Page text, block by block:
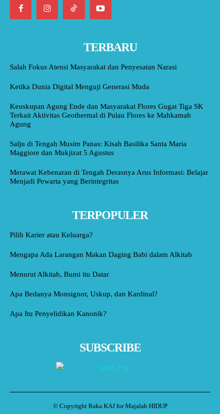
TERBARU
Salah Fokus Atensi Masyarakat dan Penyesatan Narasi
Ketika Dunia Digital Menguji Generasi Muda
Keuskupan Agung Ende dan Masyarakat Flores Gugat Tiga SK
Terkait Aktivitas Geothermal di Pulau Flores ke Mahkamah
Agung
Salju di Tengah Musim Panas: Kisah Basilika Santa Maria
Maggiore dan Mukjizat 5 Agustus
Merawat Kebenaran di Tengah Derasnya Arus Informasi: Belajar
Menjadi Pewarta yang Berintegritas
TERPOPULER
Pilih Karier atau Keluarga?
Mengapa Ada Larangan Makan Daging Babi dalam Alkitab
Menurut Alkitab, Bumi itu Datar
Apa Bedanya Monsignor, Uskup, dan Kardinal?
Apa Itu Penyelidikan Kanonik?
SUBSCRIBE
© Copyright Raka KAJ for Majalah HIDUP